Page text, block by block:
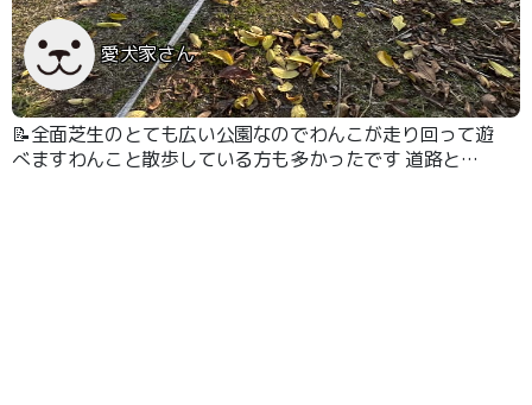
愛犬家さん
📝全面芝生のとても広い公園なのでわんこが走り回って遊
べますわんこと散歩している方も多かったです 道路と公